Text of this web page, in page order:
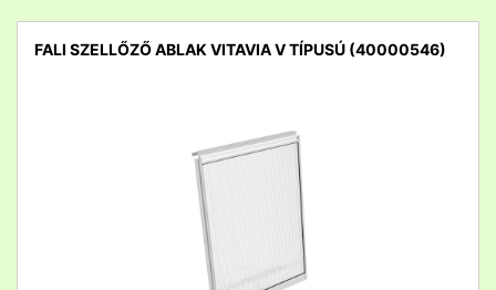
FALI SZELLŐZŐ ABLAK VITAVIA V TÍPUSÚ (40000546)